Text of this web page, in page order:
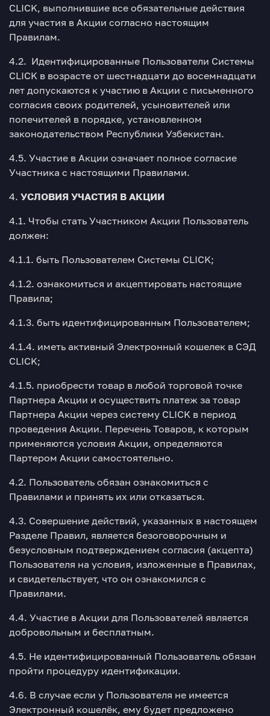
CLICK, выполнившие все обязательные действия
для участия в Акции согласно настоящим
Правилам.
4.2. Идентифицированные Пользователи Системы
CLICK в возрасте от шестнадцати до восемнадцати
лет допускаются к участию в Акции с письменного
согласия своих родителей, усыновителей или
попечителей в порядке, установленном
законодательством Республики Узбекистан.
4.5. Участие в Акции означает полное согласие
Участника с настоящими Правилами.
4. УСЛОВИЯ УЧАСТИЯ В АКЦИИ
4.1. Чтобы стать Участником Акции Пользователь
должен:
4.1.1. быть Пользователем Системы CLICK;
4.1.2. ознакомиться и акцептировать настоящие
Правила;
4.1.3. быть идентифицированным Пользователем;
4.1.4. иметь активный Электронный кошелек в СЭД
CLICK;
4.1.5. приобрести товар в любой торговой точке
Партнера Акции и осуществить платеж за товар
Партнера Акции через систему CLICK в период
проведения Акции. Перечень Товаров, к которым
применяются условия Акции, определяются
Партером Акции самостоятельно.
4.2. Пользователь обязан ознакомиться с
Правилами и принять их или отказаться.
4.3. Совершение действий, указанных в настоящем
Разделе Правил, является безоговорочным и
безусловным подтверждением согласия (акцепта)
Пользователя на условия, изложенные в Правилах,
и свидетельствует, что он ознакомился с
Правилами.
4.4. Участие в Акции для Пользователей является
добровольным и бесплатным.
4.5. Не идентифицированный Пользователь обязан
пройти процедуру идентификации.
4.6. В случае если у Пользователя не имеется
Электронный кошелёк, ему будет предложено